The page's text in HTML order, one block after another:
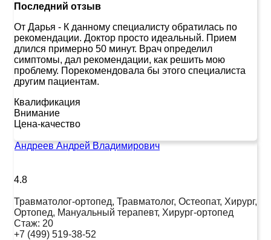
Последний отзыв
От Дарья - К данному специалисту обратилась по
рекомендации. Доктор просто идеальный. Прием
длился примерно 50 минут. Врач определил
симптомы, дал рекомендации, как решить мою
проблему. Порекомендовала бы этого специалиста
другим пациентам.
Квалификация
Внимание
Цена-качество
Андреев Андрей Владимирович
4.8
Травматолог-ортопед, Травматолог, Остеопат, Хирург,
Ортопед, Мануальный терапевт, Хирург-ортопед
Стаж: 20
+7 (499) 519-38-52